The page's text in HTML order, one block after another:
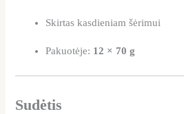
Skirtas kasdieniam šėrimui
Pakuotėje: 12 × 70 g
Sudėtis